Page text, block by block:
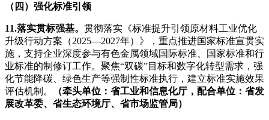
（四）强化标准引领
11.落实贯标强基。 贯彻落实《标准提升引领原材料工业优化
升级行动方案（2025—2027年）》，重点推进国家标准宣贯实
施，支持企业深度参与有色金属领域国际标准、国家标准和行
业标准的制修订工作。聚焦“双碳”目标和数字化转型需求，强
化节能降碳、绿色生产等强制性标准执行，建立标准实施效果
评估机制。
（牵头单位：省工业和信息化厅，配合单位：省发
展改革委、省生态环境厅、省市场监管局）